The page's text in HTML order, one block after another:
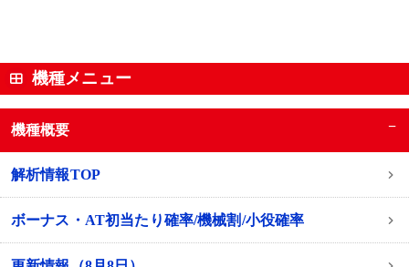
機種メニュー
機種概要 −
解析情報TOP
ボーナス・AT初当たり確率/機械割/小役確率